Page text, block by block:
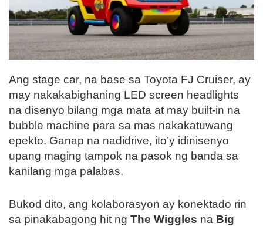
Ang stage car, na base sa Toyota FJ Cruiser, ay
may nakakabighaning LED screen headlights
na disenyo bilang mga mata at may built-in na
bubble machine para sa mas nakakatuwang
epekto. Ganap na nadidrive, ito’y idinisenyo
upang maging tampok na pasok ng banda sa
kanilang mga palabas.
Bukod dito, ang kolaborasyon ay konektado rin
sa pinakabagong hit ng The Wiggles na Big